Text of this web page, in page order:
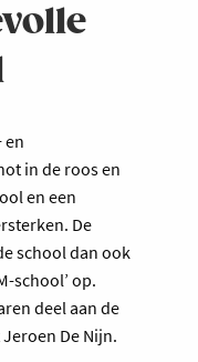
en
in de roos en
en een
De
school dan ook
school’ op.
deel aan de
De Nijn.